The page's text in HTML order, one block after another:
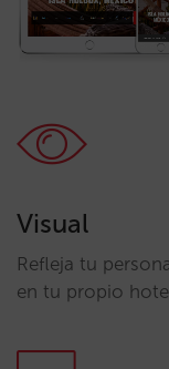
Visual
Refleja tu
en tu propio